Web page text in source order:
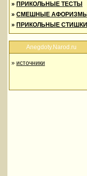
» ПРИКОЛЬНЫЕ ТЕСТЫ
» СМЕШНЫЕ АФОРИЗМЫ
» ПРИКОЛЬНЫЕ СТИШКИ
Anegdoty.Narod.ru
» источники